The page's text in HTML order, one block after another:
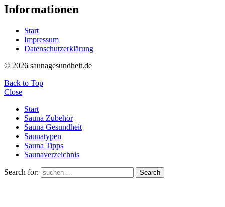
Informationen
Start
Impressum
Datenschutzerklärung
© 2026 saunagesundheit.de
Back to Top
Close
Start
Sauna Zubehör
Sauna Gesundheit
Saunatypen
Sauna Tipps
Saunaverzeichnis
Search for: Search